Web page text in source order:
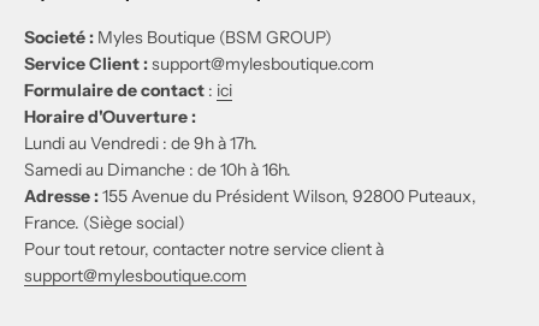
Societé : Myles Boutique (BSM GROUP)
Service Client :support@mylesboutique.com
Formulaire de contact : ici
Horaire d'Ouverture :
Lundi au Vendredi : de 9h à 17h.
Samedi au Dimanche : de 10h à 16h.
Adresse :155 Avenue du Président Wilson, 92800 Puteaux,
France. (Siège social)
Pour tout retour, contacter notre service client à
support@mylesboutique.com